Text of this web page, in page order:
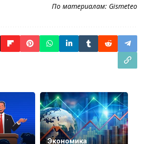
По материалам: Gismeteo
Экономика